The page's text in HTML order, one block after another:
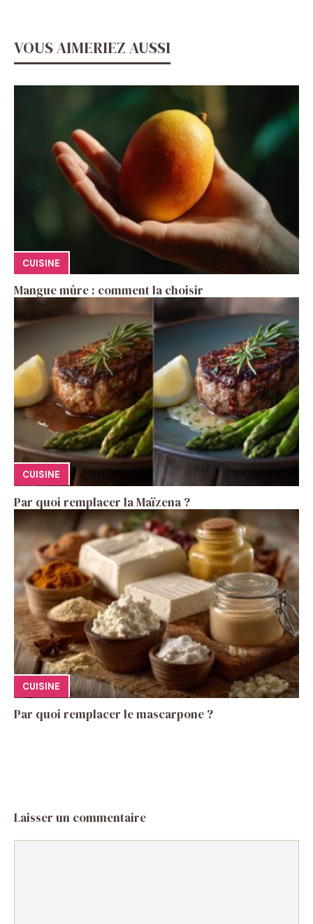
VOUS AIMERIEZ AUSSI
CUISINE
Mangue mûre : comment la choisir
CUISINE
Par quoi remplacer la Maïzena ?
CUISINE
Par quoi remplacer le mascarpone ?
Laisser un commentaire